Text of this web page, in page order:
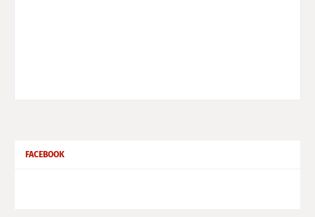
FACEBOOK